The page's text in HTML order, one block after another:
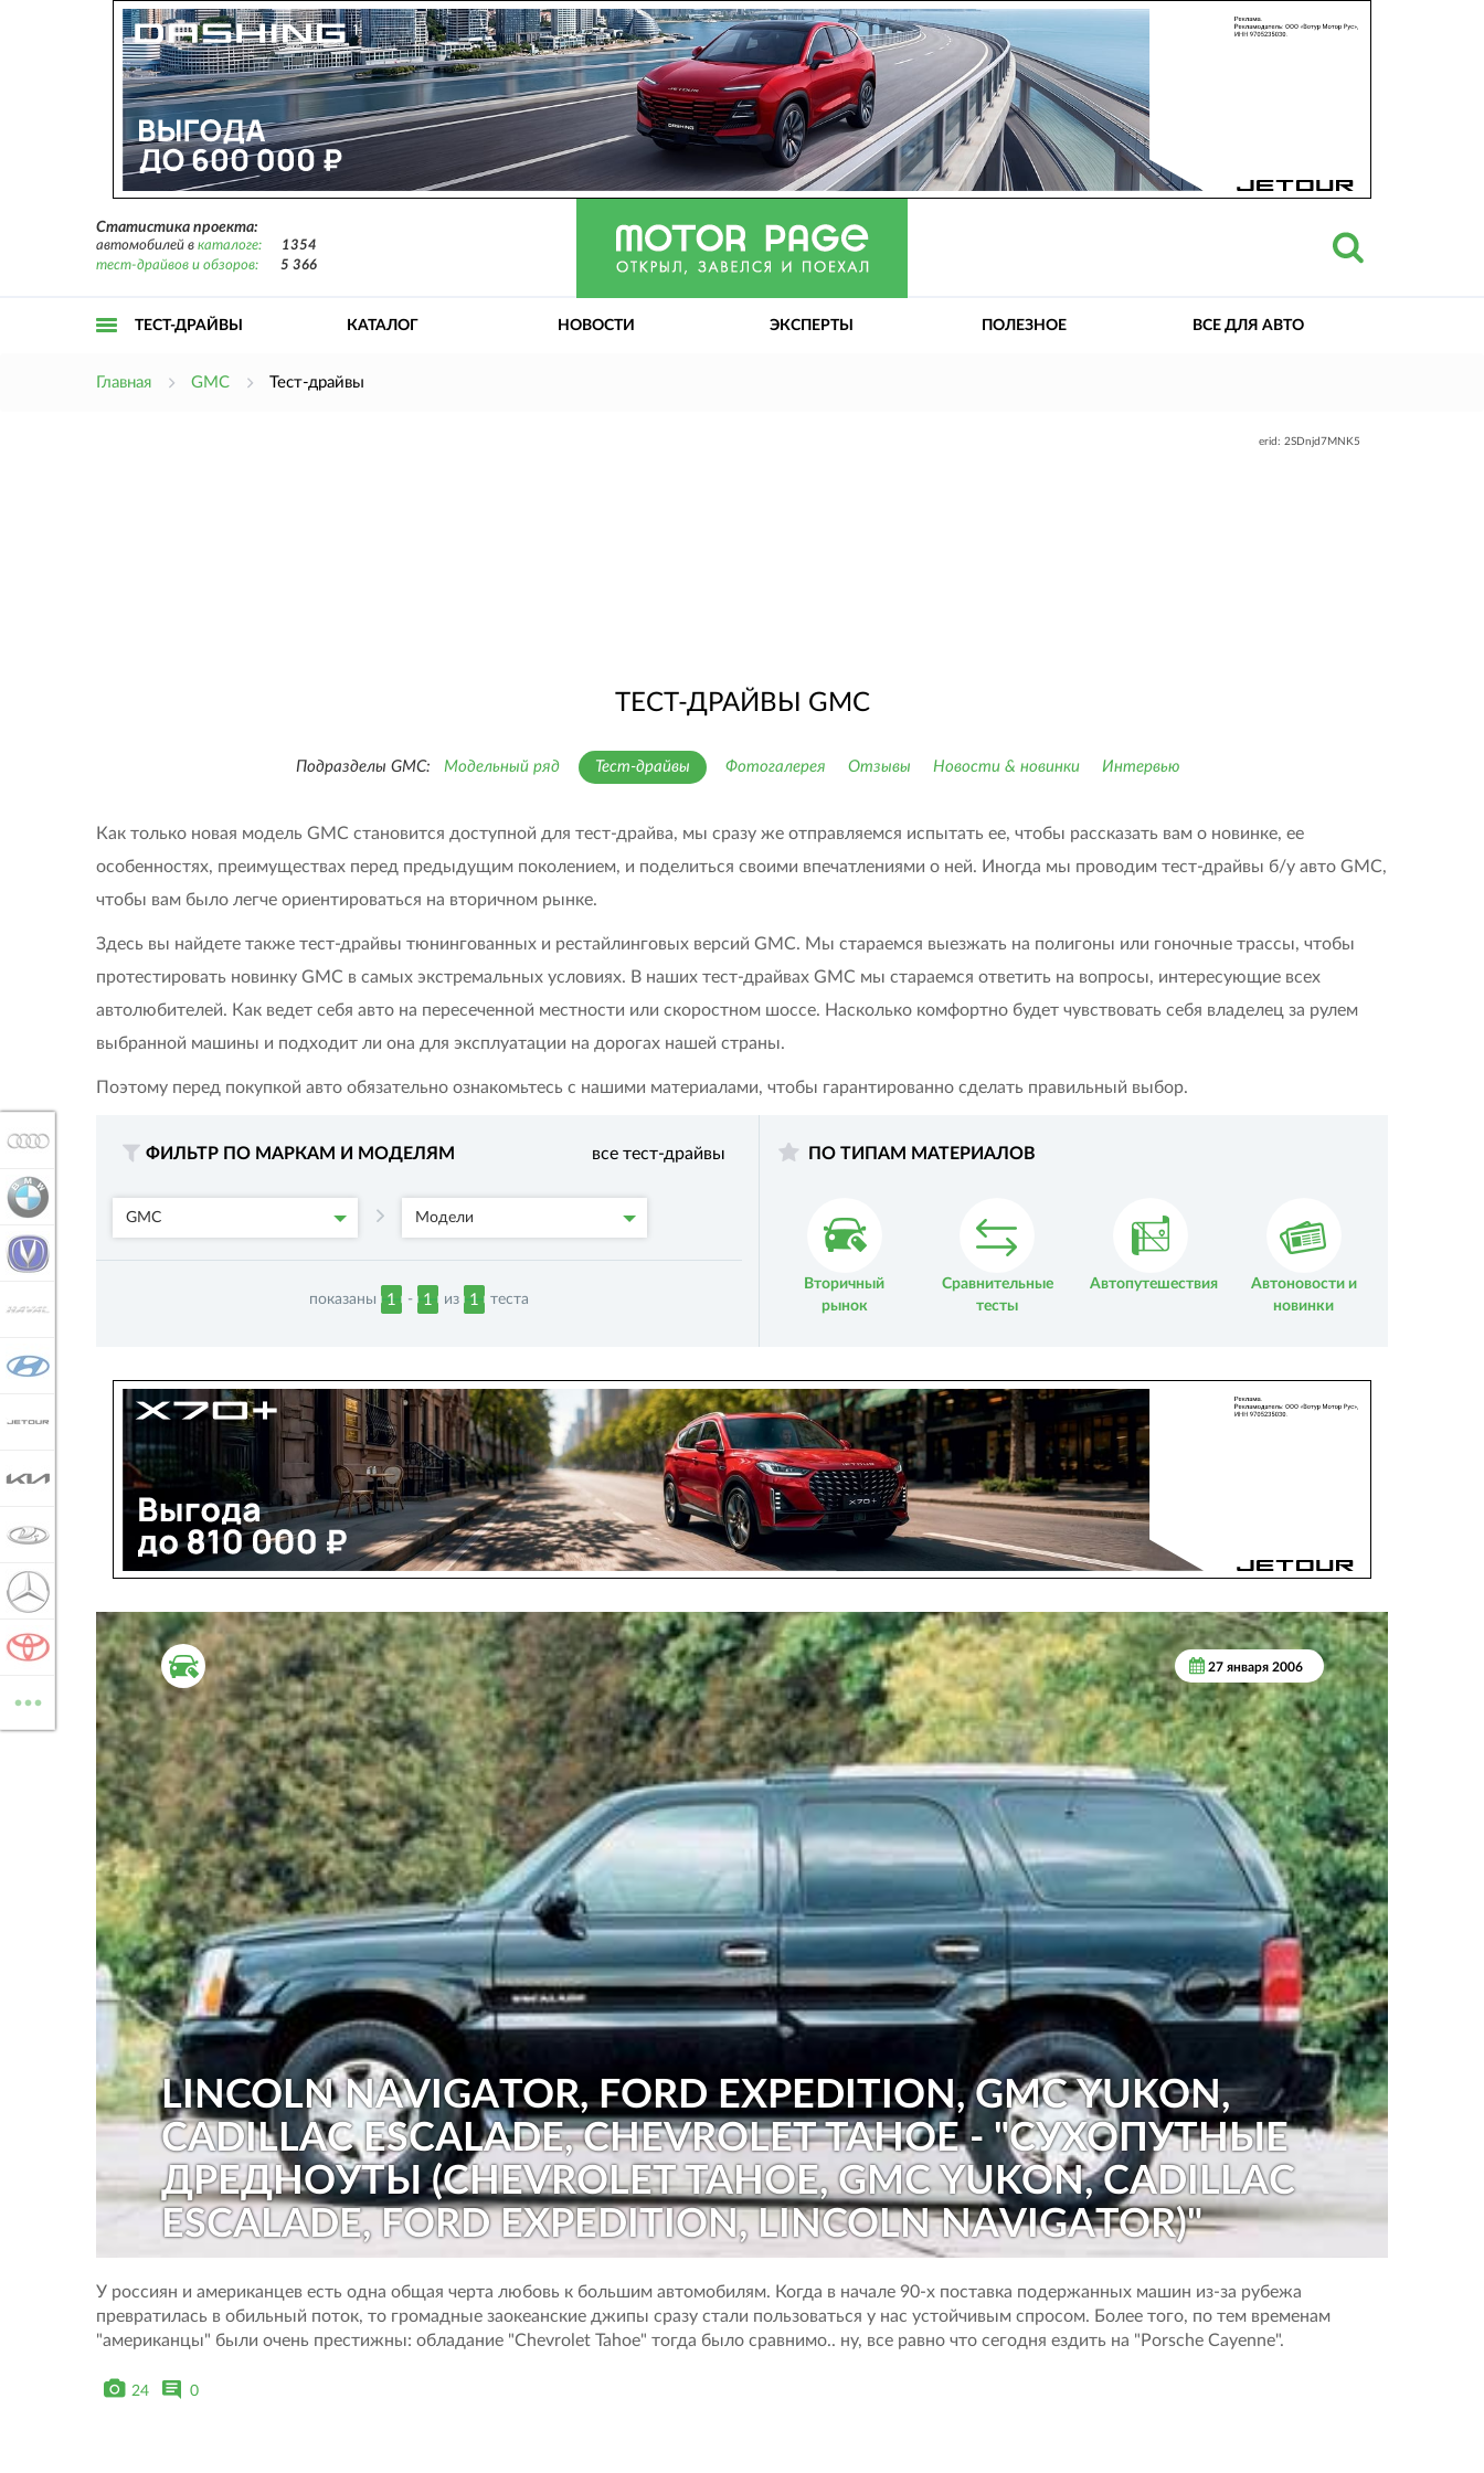
Статистика проекта:
автомобилей в каталоге:
1354
тест-драйвов и обзоров:
5 366
ТЕСТ-ДРАЙВЫ КАТАЛОГ НОВОСТИ ЭКСПЕРТЫ ПОЛЕЗНОЕ ВСЕ ДЛЯ АВТО
Главная GMC Тест-драйвы
erid: 2SDnjd7MNK5
ТЕСТ-ДРАЙВЫ GMC
Подразделы GMC: Модельный ряд Тест-драйвы Фотогалерея Отзывы Новости & новинки Интервью
Как только новая модель GMC становится доступной для тест-драйва, мы сразу же отправляемся испытать ее, чтобы рассказать вам о новинке, ее
особенностях, преимуществах перед предыдущим поколением, и поделиться своими впечатлениями о ней. Иногда мы проводим тест-драйвы б/у авто GMC,
чтобы вам было легче ориентироваться на вторичном рынке.
Здесь вы найдете также тест-драйвы тюнингованных и рестайлинговых версий GMC. Мы стараемся выезжать на полигоны или гоночные трассы, чтобы
протестировать новинку GMC в самых экстремальных условиях. В наших тест-драйвах GMC мы стараемся ответить на вопросы, интересующие всех
автолюбителей. Как ведет себя авто на пересеченной местности или скоростном шоссе. Насколько комфортно будет чувствовать себя владелец за рулем
выбранной машины и подходит ли она для эксплуатации на дорогах нашей страны.
Поэтому перед покупкой авто обязательно ознакомьтесь с нашими материалами, чтобы гарантированно сделать правильный выбор.
ФИЛЬТР ПО МАРКАМ И МОДЕЛЯМ все тест-драйвы
GMC Модели
показаны 1 - 1 из 1 теста
ПО ТИПАМ МАТЕРИАЛОВ
Вторичный
рынок
Сравнительные
тесты
Автопутешествия
Автоновости и
новинки
ВТОРИЧНЫЙ РЫНОК 27 января 2006
LINCOLN NAVIGATOR, FORD EXPEDITION, GMC YUKON,
CADILLAC ESCALADE, CHEVROLET TAHOE - "СУХОПУТНЫЕ
ДРЕДНОУТЫ (CHEVROLET TAHOE, GMC YUKON, CADILLAC
ESCALADE, FORD EXPEDITION, LINCOLN NAVIGATOR)"
У россиян и американцев есть одна общая черта любовь к большим автомобилям. Когда в начале 90-х поставка подержанных машин из-за рубежа
превратилась в обильный поток, то громадные заокеанские джипы сразу стали пользоваться у нас устойчивым спросом. Более того, по тем временам
"американцы" были очень престижны: обладание "Chevrolet Tahoe" тогда было сравнимо.. ну, все равно что сегодня ездить на "Porsche Cayenne".
24 0
TOYOTA
... ВСЕ МАРКИ